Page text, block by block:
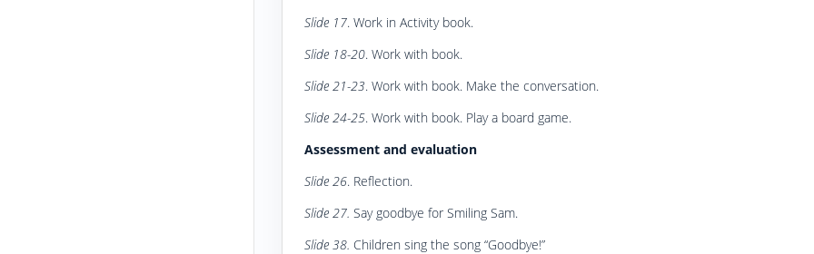
Slide 17. Work in Activity book.
Slide 18-20. Work with book.
Slide 21-23. Work with book. Make the conversation.
Slide 24-25. Work with book. Play a board game.
Assessment and evaluation
Slide 26. Reflection.
Slide 27. Say goodbye for Smiling Sam.
Slide 38. Children sing the song “Goodbye!”